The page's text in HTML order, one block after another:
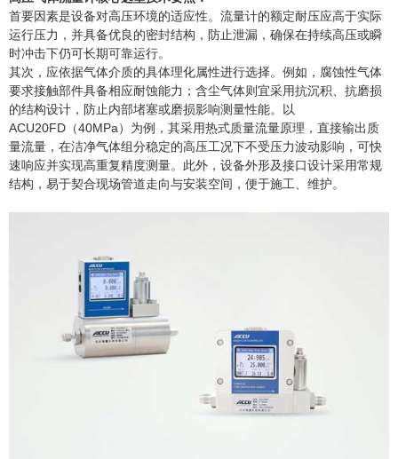
首要因素是设备对高压环境的适应性。流量计的额定耐压应高于实际
运行压力，并具备优良的密封结构，防止泄漏，确保在持续高压或瞬
时冲击下仍可长期可靠运行。
其次，应依据气体介质的具体理化属性进行选择。例如，腐蚀性气体
要求接触部件具备相应耐蚀能力；含尘气体则宜采用抗沉积、抗磨损
的结构设计，防止内部堵塞或磨损影响测量性能。以
ACU20FD（40MPa）为例，其采用热式质量流量原理，直接输出质
量流量，在洁净气体组分稳定的高压工况下不受压力波动影响，可快
速响应并实现高重复精度测量。此外，设备外形及接口设计采用常规
结构，易于契合现场管道走向与安装空间，便于施工、维护。